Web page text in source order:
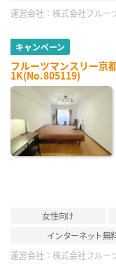
運営会社： 株式会社フルー
キャンペーン
フルーツマンスリー京
1K(No.805119)
女性向け
インターネット無
運営会社： 株式会社フルー